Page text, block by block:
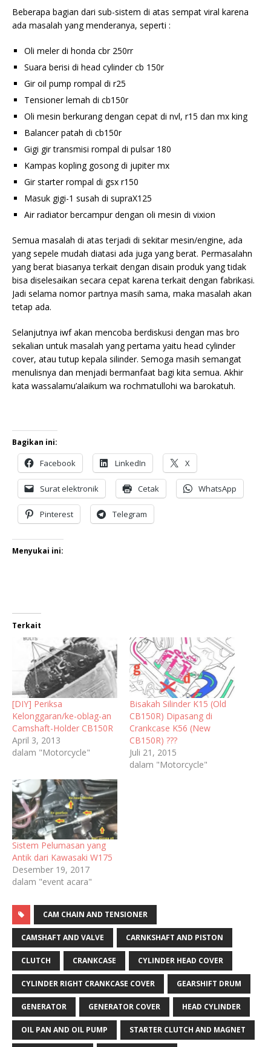
Beberapa bagian dari sub-sistem di atas sempat viral karena
ada masalah yang menderanya, seperti :
Oli meler di honda cbr 250rr
Suara berisi di head cylinder cb 150r
Gir oil pump rompal di r25
Tensioner lemah di cb150r
Oli mesin berkurang dengan cepat di nvl, r15 dan mx king
Balancer patah di cb150r
Gigi gir transmisi rompal di pulsar 180
Kampas kopling gosong di jupiter mx
Gir starter rompal di gsx r150
Masuk gigi-1 susah di supraX125
Air radiator bercampur dengan oli mesin di vixion
Semua masalah di atas terjadi di sekitar mesin/engine, ada
yang sepele mudah diatasi ada juga yang berat. Permasalahn
yang berat biasanya terkait dengan disain produk yang tidak
bisa diselesaikan secara cepat karena terkait dengan fabrikasi.
Jadi selama nomor partnya masih sama, maka masalah akan
tetap ada.
Selanjutnya iwf akan mencoba berdiskusi dengan mas bro
sekalian untuk masalah yang pertama yaitu head cylinder
cover, atau tutup kepala silinder. Semoga masih semangat
menulisnya dan menjadi bermanfaat bagi kita semua. Akhir
kata wassalamu’alaikum wa rochmatullohi wa barokatuh.
Bagikan ini:
Facebook LinkedIn X
Surat elektronik Cetak WhatsApp
Pinterest Telegram
Menyukai ini:
Terkait
[DIY] Periksa
Kelonggaran/ke-oblag-an
Camshaft-Holder CB150R
April 3, 2013
dalam "Motorcycle"
Bisakah Silinder K15 (Old
CB150R) Dipasang di
Crankcase K56 (New
CB150R) ???
Juli 21, 2015
dalam "Motorcycle"
Sistem Pelumasan yang
Antik dari Kawasaki W175
Desember 19, 2017
dalam "event acara"
CAM CHAIN AND TENSIONER
CAMSHAFT AND VALVE CARNKSHAFT AND PISTON
CLUTCH CRANKCASE CYLINDER HEAD COVER
CYLINDER RIGHT CRANKCASE COVER GEARSHIFT DRUM
GENERATOR GENERATOR COVER HEAD CYLINDER
OIL PAN AND OIL PUMP STARTER CLUTCH AND MAGNET